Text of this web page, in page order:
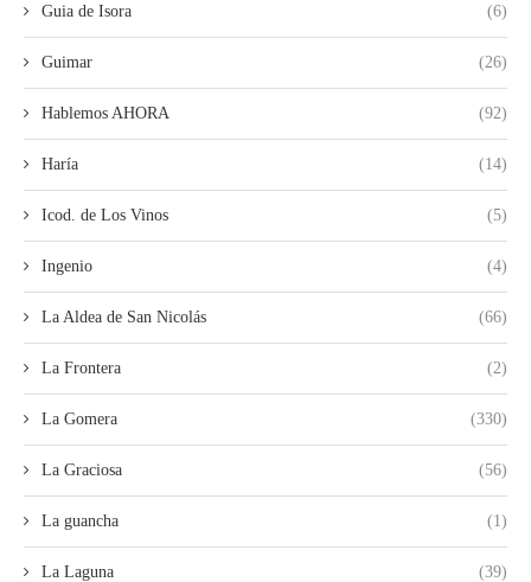
Guia de Isora (6)
Guimar (26)
Hablemos AHORA (92)
Haría (14)
Icod. de Los Vinos (5)
Ingenio (4)
La Aldea de San Nicolás (66)
La Frontera (2)
La Gomera (330)
La Graciosa (56)
La guancha (1)
La Laguna (39)